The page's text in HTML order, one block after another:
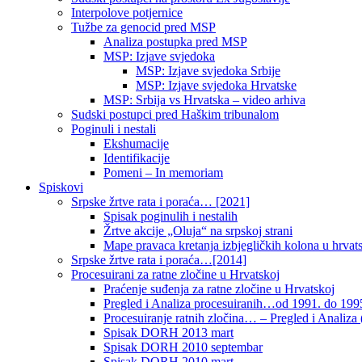
Interpolove potjernice
Tužbe za genocid pred MSP
Analiza postupka pred MSP
MSP: Izjave svjedoka
MSP: Izjave svjedoka Srbije
MSP: Izjave svjedoka Hrvatske
MSP: Srbija vs Hrvatska – video arhiva
Sudski postupci pred Haškim tribunalom
Poginuli i nestali
Ekshumacije
Identifikacije
Pomeni – In memoriam
Spiskovi
Srpske žrtve rata i poraća… [2021]
Spisak poginulih i nestalih
Žrtve akcije „Oluja“ na srpskoj strani
Mape pravaca kretanja izbjegličkih kolona u
Srpske žrtve rata i poraća…[2014]
Procesuirani za ratne zločine u Hrvatskoj
Praćenje suđenja za ratne zločine u Hrvatskoj
Pregled i Analiza procesuiranih…od 1991. do
Procesuiranje ratnih zločina… – Pregled i Analiza
Spisak DORH 2013 mart
Spisak DORH 2010 septembar